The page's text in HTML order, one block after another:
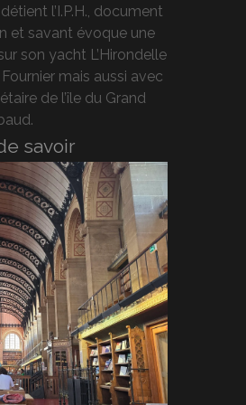
l’I.P.H., document
et savant évoque une
son yacht L’Hirondelle
mais aussi avec
de l’île du Grand
savoir